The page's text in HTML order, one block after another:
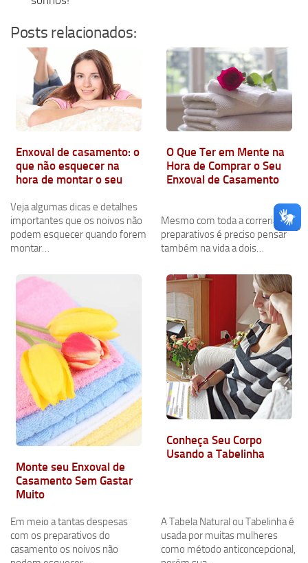
Posts relacionados:
Enxoval de casamento: o
que não esquecer na
hora de montar o seu
Veja algumas dicas e detalhes
importantes que os noivos não
podem esquecer quando forem
montar…
O Que Ter em Mente na
Hora de Comprar o Seu
Enxoval de Casamento
Mesmo com toda a correria dos
preparativos é preciso pensar
também na vida a dois…
Monte seu Enxoval de
Casamento Sem Gastar
Muito
Em meio a tantas despesas
com os preparativos do
casamento os noivos não
Conheça Seu Corpo
Usando a Tabelinha
A Tabela Natural ou Tabelinha é
usada por muitas mulheres
como método anticoncepcional,